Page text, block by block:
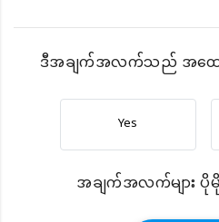
ဒီအချက်အလက်သည် အထေ
Yes
အချက်အလက်များ